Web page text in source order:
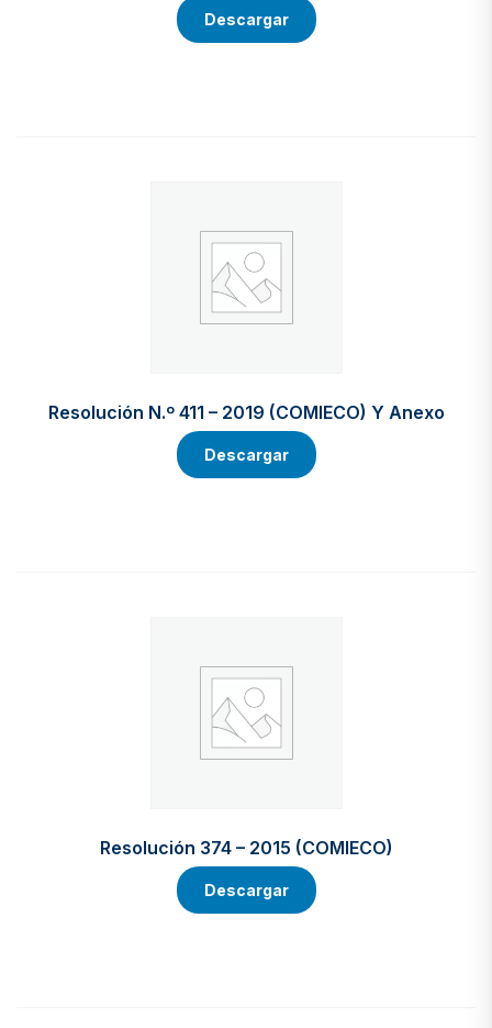
Descargar
Resolución N.º 411 – 2019 (COMIECO) Y Anexo
Descargar
Resolución 374 – 2015 (COMIECO)
Descargar